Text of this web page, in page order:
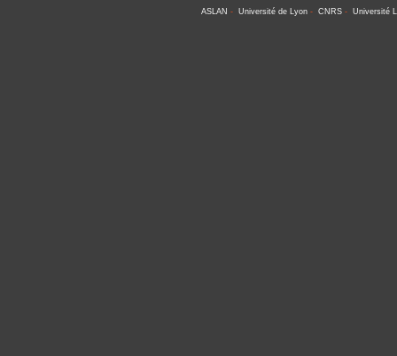
ASLAN - Université de Lyon- CNRS- Université